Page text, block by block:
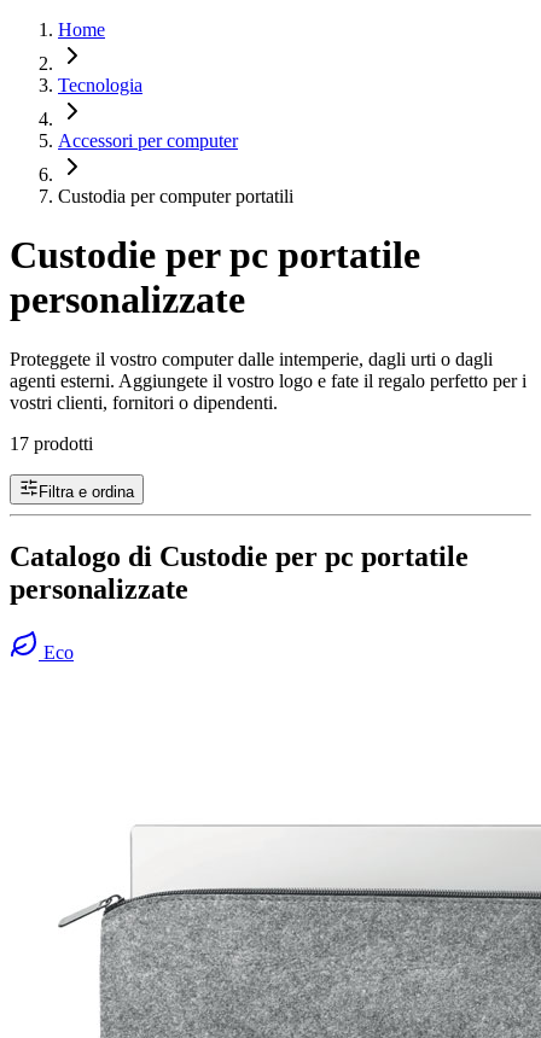
Home
Tecnologia
Accessori per computer
Custodia per computer portatili
Custodie per pc portatile
personalizzate
Proteggete il vostro computer dalle intemperie, dagli urti o dagli
agenti esterni. Aggiungete il vostro logo e fate il regalo perfetto per i
vostri clienti, fornitori o dipendenti.
17 prodotti
Filtra e ordina
Catalogo di Custodie per pc portatile
personalizzate
Eco